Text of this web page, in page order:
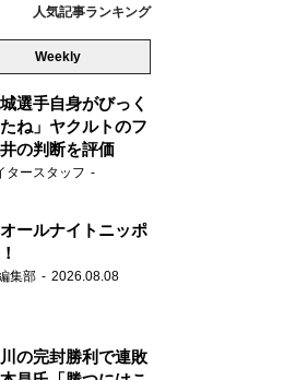
人気記事ランキング
Weekly
選手自身がびっく
ね」ヤクルトのフ
の判断を評価
タースタッフ
オールナイトニッポ
集部 2026.08.08
の完封勝利で連敗